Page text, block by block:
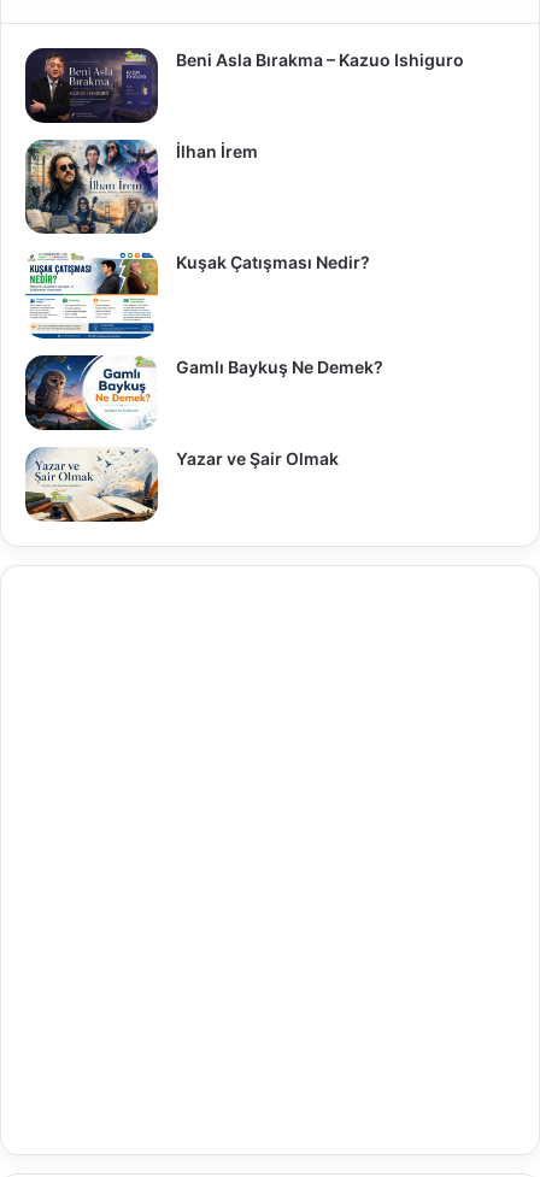
Beni Asla Bırakma – Kazuo Ishiguro
İlhan İrem
Kuşak Çatışması Nedir?
Gamlı Baykuş Ne Demek?
Yazar ve Şair Olmak